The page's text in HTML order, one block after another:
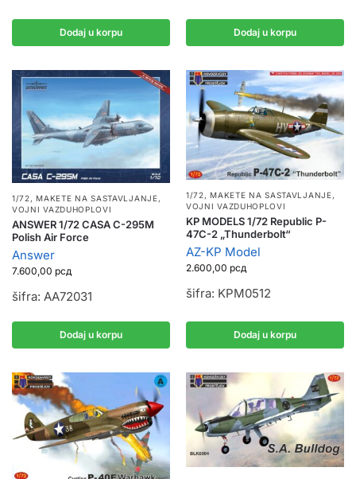
Dodaj u korpu Dodaj u korpu
1/72,MAKETE NA SASTAVLJANJE,
VOJNI VAZDUHOPLOVI
ANSWER 1/72 CASA C-295M
Polish Air Force
Answer
7.600,00 рсд
šifra: AA72031
Dodaj u korpu
1/72,MAKETE NA SASTAVLJANJE,
VOJNI VAZDUHOPLOVI
KP MODELS 1/72 Republic P-
47C-2 „Thunderbolt“
AZ-KP Model
2.600,00 рсд
šifra: KPM0512
Dodaj u korpu